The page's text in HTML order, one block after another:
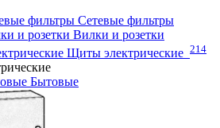
Сетевые фильтры
Вилки и розетки
Щиты электрические 214
Бытовые